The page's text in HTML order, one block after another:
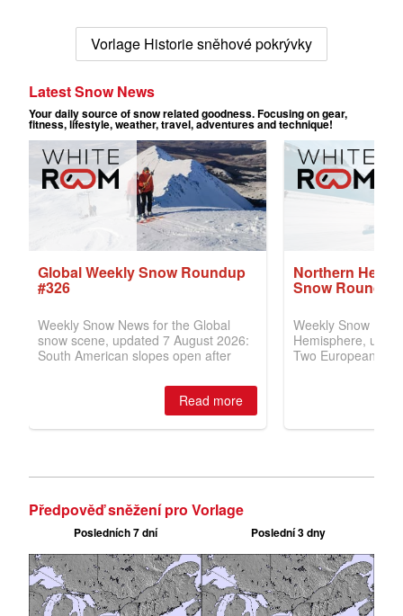
Vorlage Historie sněhové pokrývky
Předpověď sněžení pro Vorlage
Posledních 7 dní Poslední 3 dny